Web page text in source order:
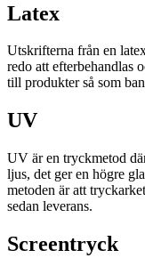
Latex
Utskrifterna från en
redo att efterbehandlas
till produkter så som
UV
UV är en tryckmetod
ljus, det ger en högre
metoden är att
sedan leverans.
Screentryck